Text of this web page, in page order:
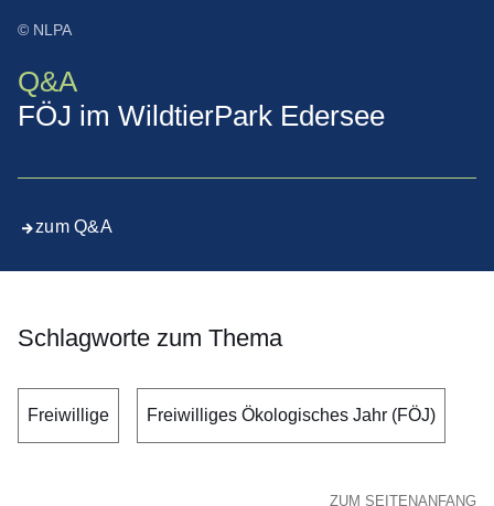
© NLPA
Q&A
FÖJ im WildtierPark Edersee
zum Q&A
Schlagworte zum Thema
Freiwillige Freiwilliges Ökologisches Jahr (FÖJ)
ZUM SEITENANFANG